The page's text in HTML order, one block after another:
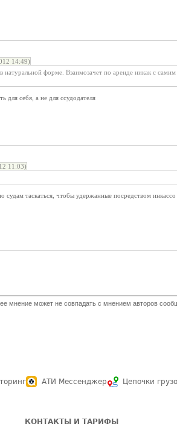
14:49)
форме. Взаимозачет по аренде никак с
для себя, а не для ссудодателя
11:03)
судам таскаться, чтобы удержанные посредством инкассо
мнение может не совпадать с мнением авторов
АТИ Мессенджер Цепочки
КОНТАКТЫ И ТАРИФЫ